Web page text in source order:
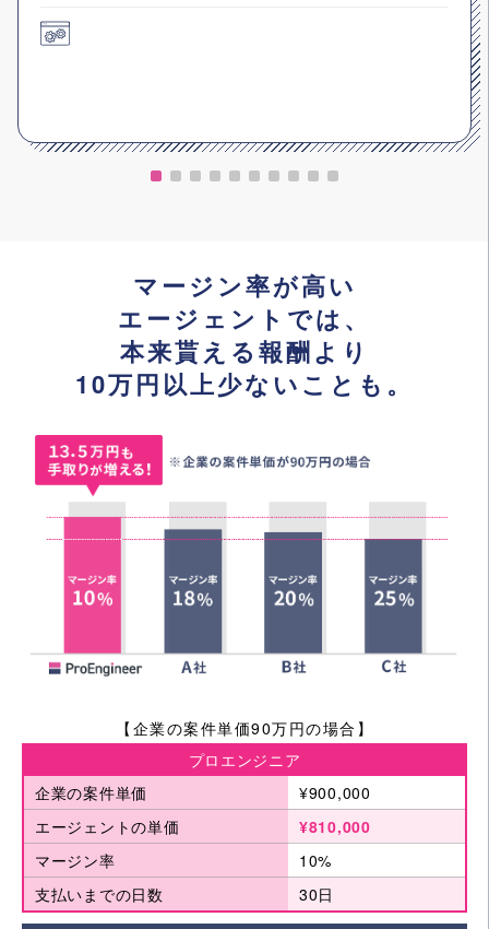
マージン率が高い
エージェントでは、
本来貰える報酬より
10万円以上少ないことも。
【企業の案件単価90万円の場合】
プロエンジニア
企業の案件単価
¥900,000
エージェントの単価
¥810,000
マージン率
10%
支払いまでの日数
30日